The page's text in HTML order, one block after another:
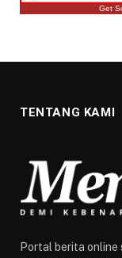
Get
TENTANG KAMI
Portal berita online